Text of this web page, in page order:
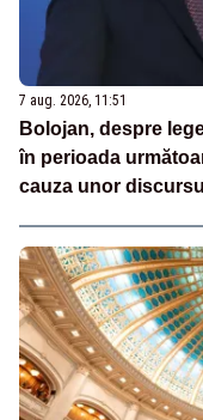
7 aug. 2026, 11:51
Bolojan, despre
în perioada
cauza unor